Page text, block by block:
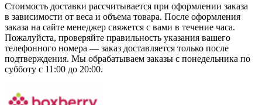
Стоимость доставки рассчитывается при оформлении заказа
в зависимости от веса и объема товара. После оформления
заказа на сайте менеджер свяжется с вами в течение часа.
Пожалуйста, проверяйте правильность указания вашего
телефонного номера — заказ доставляется только после
подтверждения. Мы обрабатываем заказы с понедельника по
субботу с 11:00 до 20:00.